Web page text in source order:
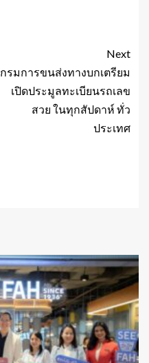
Next
กรมการขนส่งทางบกเตรียม
เปิดประมูลทะเบียนรถเลข
สวย ในทุกสัปดาห์ ทั่ว
ประเทศ